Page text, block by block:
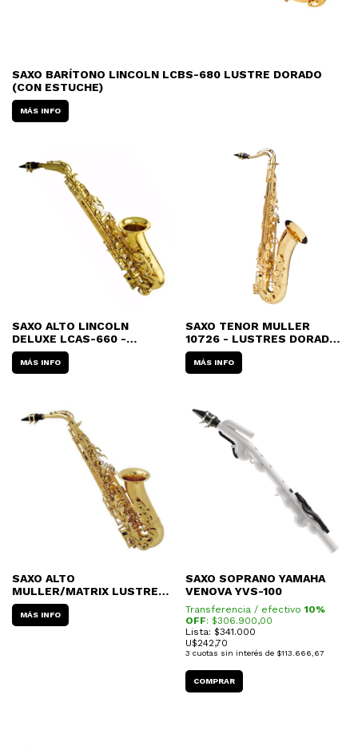
SAXO BARÍTONO LINCOLN LCBS-680 LUSTRE DORADO
(CON ESTUCHE)
MÁS INFO
SAXO ALTO LINCOLN
DELUXE LCAS-660 -
LUSTRE DORADO CON
ESTUCHE
MÁS INFO
SAXO TENOR MULLER
10726 - LUSTRES DORADO
CON ESTUCHE
MÁS INFO
SAXO ALTO
MULLER/MATRIX LUSTRES
DORADO CON ESTUCHE
MÁS INFO
SAXO SOPRANO YAMAHA
VENOVA YVS-100
Transferencia / efectivo 10%
OFF: $306.900,00
Lista: $341.000
U$242,70
3 cuotas sin interés de $113.666,67